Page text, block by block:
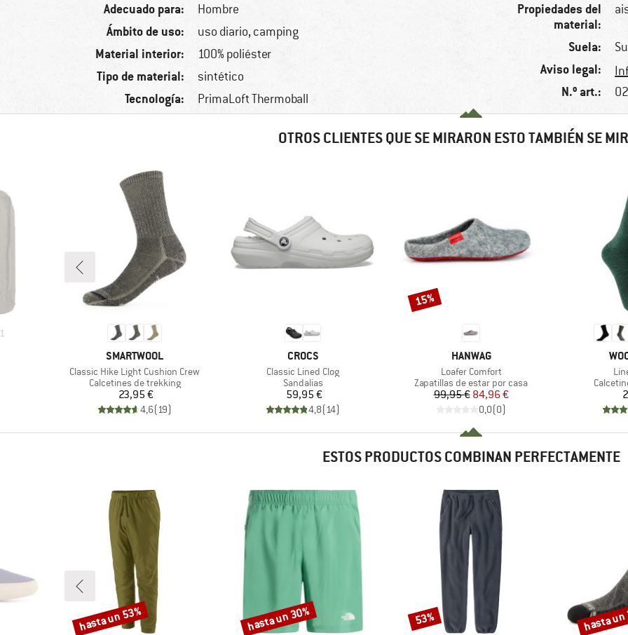
Adecuado para: Hombre
Ámbito de uso: uso diario, camping
Material interior: 100% poliéster
Tipo de material: sintético
Tecnología: PrimaLoft Thermoball
Propiedades del
material:
Suela:
Aviso legal:
N.º art.:
OTROS CLIENTES QUE SE MIRARON ESTO TAMBIÉN SE
1
MARCA
SMARTWOOL
Artículo
Classic Hike Light Cushion Crew
Product group
Calcetines de trekking
Precio
23,95 €
4,6(19)
MARCA
CROCS
Artículo
Classic Lined Clog
Product group
Sandalias
Precio
59,95 €
4,8(14)
MARCA
HANWAG
Artículo
Loafer Comfort
Product group
Zapatillas de estar por casa
Precio
99,95 €Precio reducido
84,96 €
0,0(0)
Descuento
15%
ESTOS PRODUCTOS COMBINAN PERFECTAMENTE
Descuento
hasta un 53% Descuento
hasta un 30% Descuento
53% Descuento
hasta